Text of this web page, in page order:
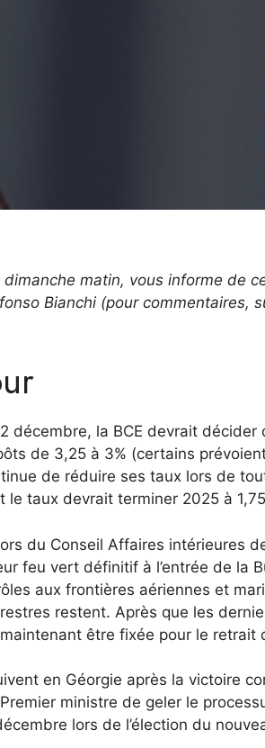
matin, vous informe de
Bianchi (pour commentaires,
décembre, la BCE devrait décider
de 3,25 à 3% (certains
de réduire ses taux lors de
le taux devrait terminer 2025 à
du Conseil Affaires intérieures
feu vert définitif à l’entrée de la
aux frontières aériennes et
restent. Après que les
être fixée pour le retrait
en Géorgie après la victoire
ministre de geler le
lors de l’élection du